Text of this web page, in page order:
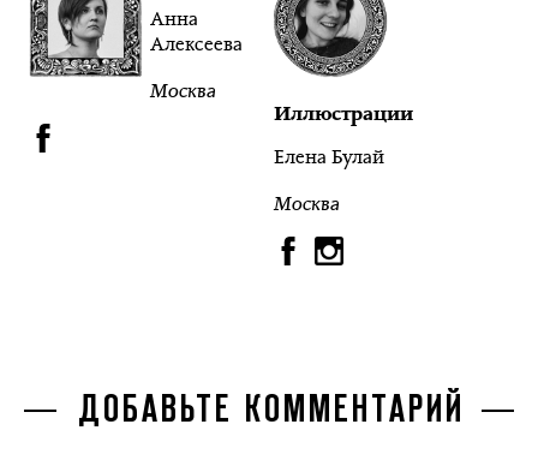
Анна
Алексеева
Москва
Иллюстрации
Елена Булай
Москва
ДОБАВЬТЕ КОММЕНТАРИЙ